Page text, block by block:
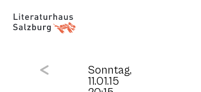
Sonntag,
11.01.15